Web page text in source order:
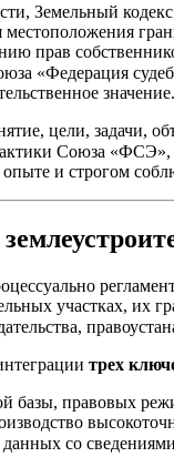
Земельный
местоположения
прав
«Федерация
значение.
цели, задачи,
Союза
и строгом
участках, их
трех
базы, правовых
со